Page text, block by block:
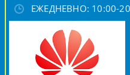
ЕЖЕДНЕВНО: 10:00-